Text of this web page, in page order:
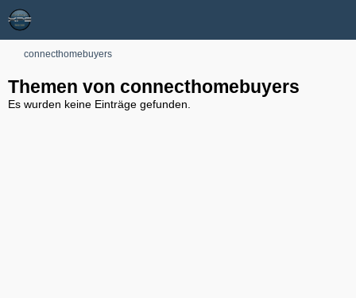
connecthomebuyers
Themen von connecthomebuyers
Es wurden keine Einträge gefunden.